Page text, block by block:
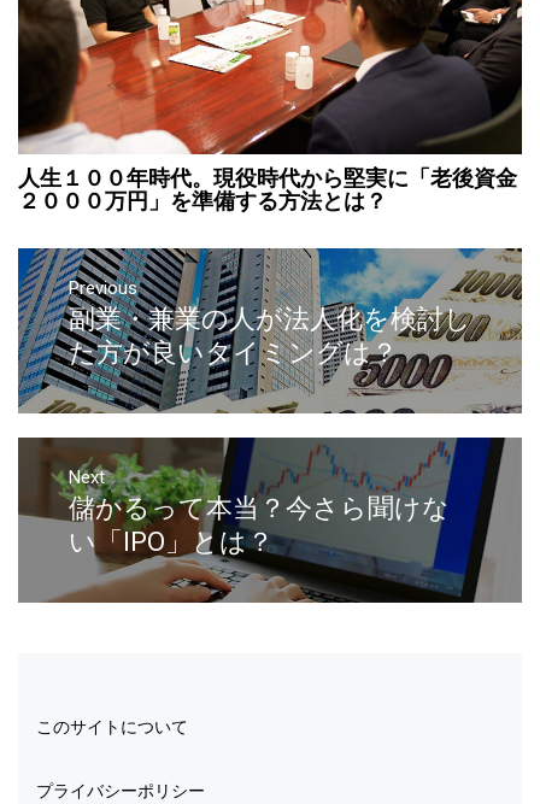
人生１００年時代。現役時代から堅実に「老後資金
２０００万円」を準備する方法とは？
Previous
副業・兼業の人が法人化を検討し
た方が良いタイミングは？
Next
儲かるって本当？今さら聞けな
い「IPO」とは？
このサイトについて
プライバシーポリシー